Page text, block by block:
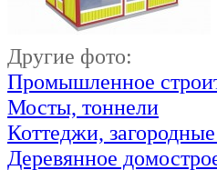
Другие фото:
Промышленное
Мосты, тоннели
Коттеджи,
Деревянное